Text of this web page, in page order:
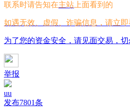
联系时请告知在主站 上面看到的
如遇无效、虚假、诈骗信息，请立即
为了您的资金安全，请见面交易，
举报
uu
发布7801条